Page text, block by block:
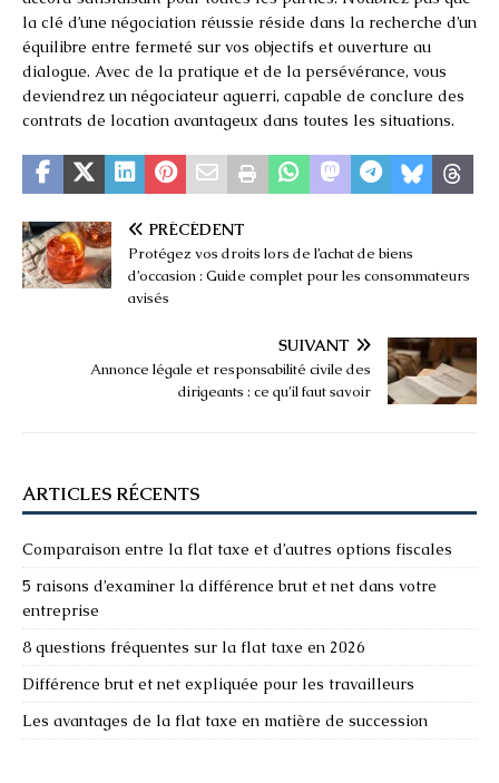
la clé d’une négociation réussie réside dans la recherche d’un
équilibre entre fermeté sur vos objectifs et ouverture au
dialogue. Avec de la pratique et de la persévérance, vous
deviendrez un négociateur aguerri, capable de conclure des
contrats de location avantageux dans toutes les situations.
PRÉCÉDENT
Protégez vos droits lors de l’achat de biens
d’occasion : Guide complet pour les consommateurs
avisés
SUIVANT
Annonce légale et responsabilité civile des
dirigeants : ce qu’il faut savoir
ARTICLES RÉCENTS
Comparaison entre la flat taxe et d’autres options fiscales
5 raisons d’examiner la différence brut et net dans votre
entreprise
8 questions fréquentes sur la flat taxe en 2026
Différence brut et net expliquée pour les travailleurs
Les avantages de la flat taxe en matière de succession